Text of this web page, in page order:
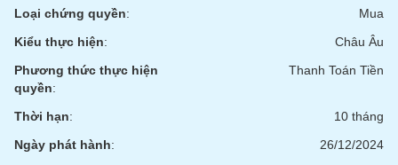
Loại chứng quyền:
Mua
Kiểu thực hiện:
Châu Âu
Phương thức thực hiện
quyền:
Thanh Toán Tiền
Thời hạn:
10 tháng
Ngày phát hành:
26/12/2024